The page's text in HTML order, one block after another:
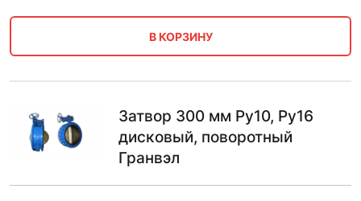
В КОРЗИНУ
Затвор 300 мм Ру10, Ру16
дисковый, поворотный
Гранвэл